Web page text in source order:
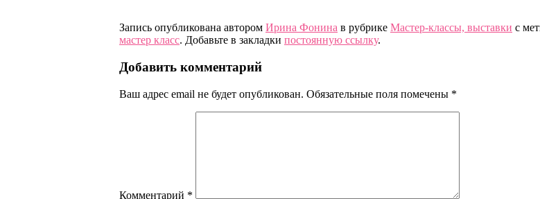
Запись опубликована автором Ирина Фонина в рубрике Мастер-классы, выставки с
мастер класс. Добавьте в закладки постоянную ссылку.
Добавить комментарий
Ваш адрес email не будет опубликован. Обязательные поля помечены *
Комментарий *